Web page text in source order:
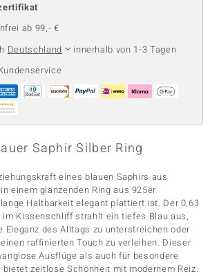
ab 99,- €
Deutschland
innerhalb von 1-3 Tagen
Saphir Silber Ring
eines blauen Saphirs aus
einem glänzenden Ring aus 925er
Haltbarkeit elegant plattiert ist. Der 0,63
im Kissenschliff strahlt ein tiefes Blau aus,
Eleganz des Alltags zu unterstreichen oder
raffinierten Touch zu verleihen. Dieser
Ausflüge als auch für besondere
zeitlose Schönheit mit modernem Reiz.